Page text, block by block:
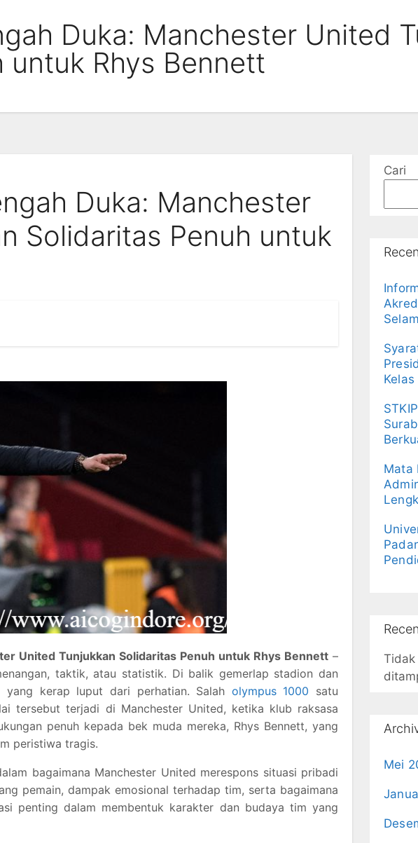
Duka: Manchester United
untuk Rhys Bennett
Duka: Manchester
Solidaritas Penuh untuk
United Tunjukkan Solidaritas Penuh untuk Rhys Bennett –
taktik, atau statistik. Di balik gemerlap stadion dan
yang kerap luput dari perhatian. Salah olympus 1000 satu
tersebut terjadi di Manchester United, ketika klub raksasa
penuh kepada bek muda mereka, Rhys Bennett, yang
peristiwa tragis.
bagaimana Manchester United merespons situasi pribadi
pemain, dampak emosional terhadap tim, serta bagaimana
penting dalam membentuk karakter dan budaya tim yang
Cari
Kelas
Mata
Tidak
Mei